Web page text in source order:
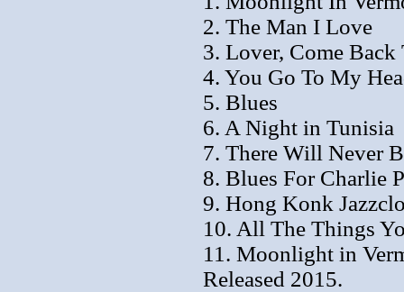
2. The Man I Love
3. Lover, Come Back
4. You Go To My
5. Blues
6. A Night in Tunisia
7. There Will Never
8. Blues For Charlie
9. Hong Konk
10. All The Things
11. Moonlight in
Released 2015.